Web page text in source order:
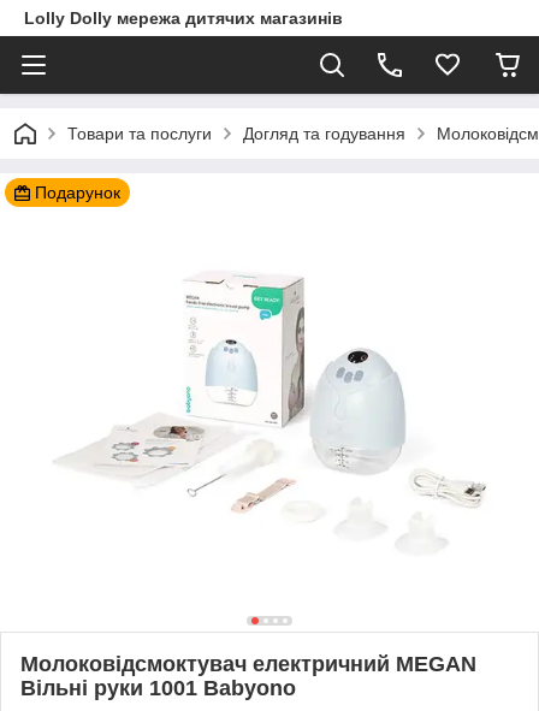
Lolly Dolly мережа дитячих магазинів
Товари та послуги Догляд та годування
Подарунок
Молоковідсмоктувач електричний MEGAN
Вільні руки 1001 Babyono